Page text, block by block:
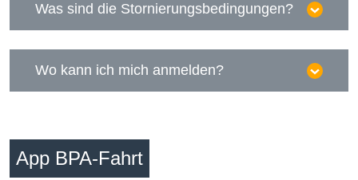
Was sind die Stornierungsbedingungen?
Wo kann ich mich anmelden?
App BPA-Fahrt